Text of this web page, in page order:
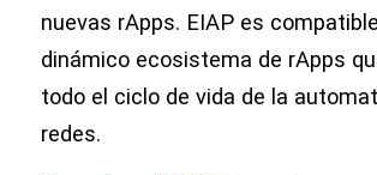
nuevas rApps. EIAP es
dinámico ecosistema de rApps
todo el ciclo de vida de la
redes.